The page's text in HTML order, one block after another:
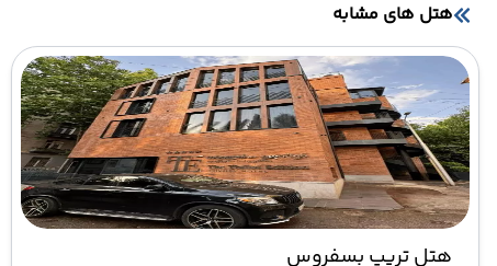
هتل های مشابه
هتل تریپ بسفروس